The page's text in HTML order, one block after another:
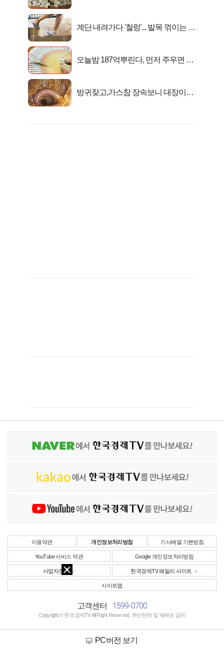
계단 내려가다 '철렁'... 발목 꺾이는 이
오늘밤 187억뿌린다, 먼저 주우면 최
방귀잦고,가스참 장속보니 대장이아
이용약관 개인정보처리방침 기사배열 기본방침
YouTube 서비스 약관 Google 개인정보처리방침
사업자정보 한국경제TV 패밀리 사이트
사이트맵
고객센터 1599-0700
Copyright © 한국경제TV All Right Reserved. 무단전재 및 재배포 금지
PC버전 보기